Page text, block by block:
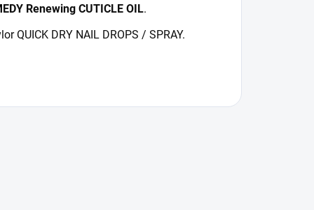
Renewing CUTICLE OIL.
QUICK DRY NAIL DROPS / SPRAY.